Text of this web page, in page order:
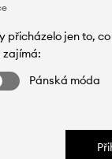
přicházelo jen to,
zajímá:
Pánská móda